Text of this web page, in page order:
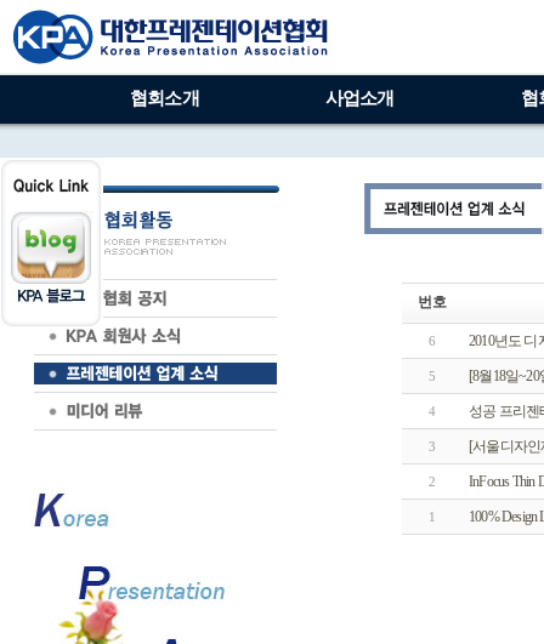
협회소개 사업소개 협
번호
6 2010년도
5 [8월18일
4 성공 프리젠
3 [서울디자인
2 InFocus Thin
1 100%